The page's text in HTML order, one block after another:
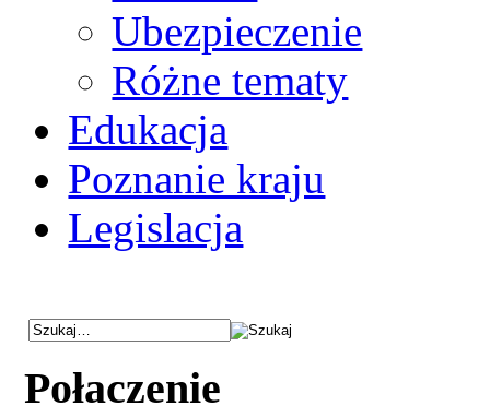
Ubezpieczenie
Różne tematy
Edukacja
Poznanie kraju
Legislacja
Połaczenie